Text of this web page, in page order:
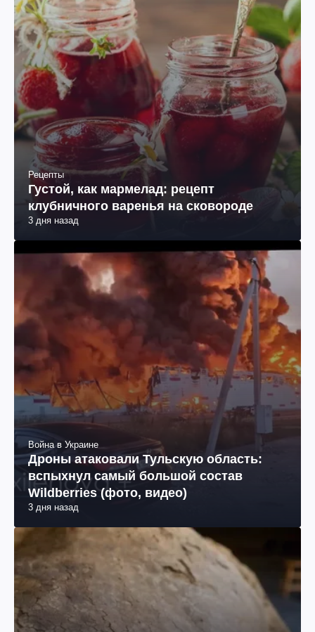
Рецепты
Густой, как мармелад: рецепт
клубничного варенья на сковороде
3 дня назад
Война в Украине
Дроны атаковали Тульскую область:
вспыхнул самый большой состав
Wildberries (фото, видео)
3 дня назад